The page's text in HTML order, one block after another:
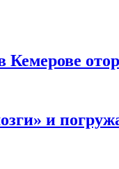
и